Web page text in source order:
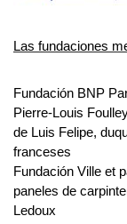
Las fundaciones
Fundación BNP
Pierre-Louis
de Luis Felipe,
franceses
Fundación Ville et
paneles de
Ledoux